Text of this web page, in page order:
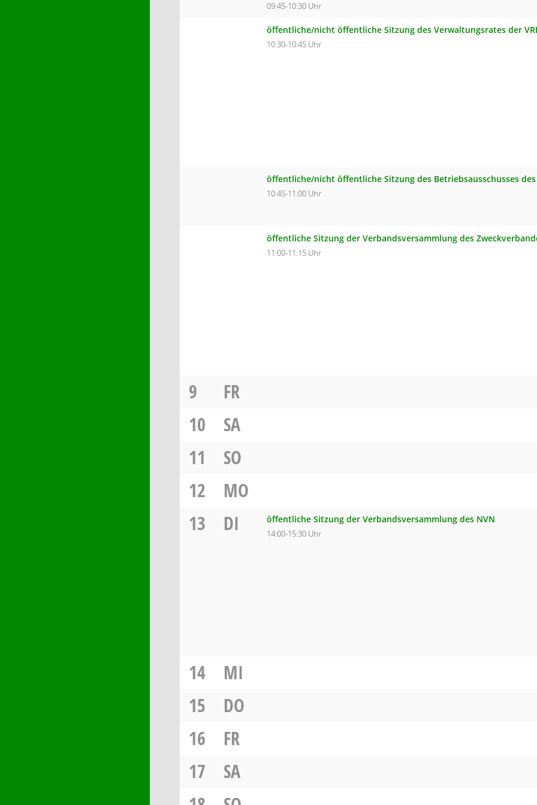
09:45-10:30 Uhr
öffentliche/nicht öffentliche Sitzung des Verwaltungsrates der
10:30-10:45 Uhr
öffentliche/nicht öffentliche Sitzung des Betriebsausschusses des
10:45-11:00 Uhr
öffentliche Sitzung der Verbandsversammlung des
11:00-11:15 Uhr
9
FR
10
SA
11
SO
12
MO
13
DI öffentliche Sitzung der Verbandsversammlung des NVN
14:00-15:30 Uhr
14
MI
15
DO
16
FR
17
SA